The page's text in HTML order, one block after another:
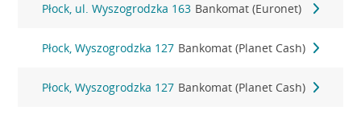
Płock, ul. Wyszogrodzka 163 Bankomat (Euronet)
Płock, Wyszogrodzka 127 Bankomat (Planet Cash)
Płock, Wyszogrodzka 127 Bankomat (Planet Cash)